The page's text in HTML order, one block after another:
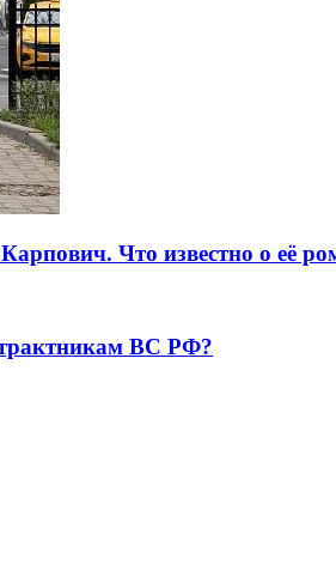
Что известно о её
ВС РФ?